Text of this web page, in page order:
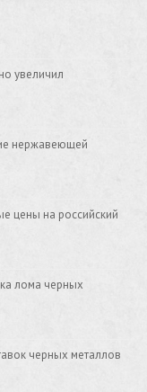
увеличил
нержавеющей
цены на российский
лома черных
черных металлов